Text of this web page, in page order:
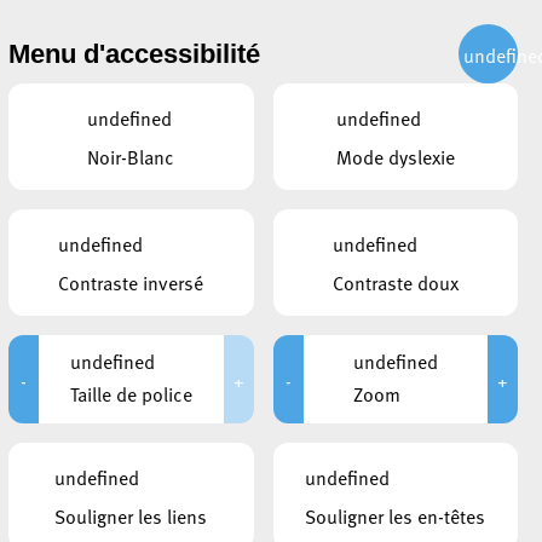
ACTUALITÉS PUBLICATIONS CONTACT
CE QUI POURRAIT VOUS
Menu d'accessibilité
undefined
Noir-Blanc
undefined
Mode dyslexie
undefined
Contraste inversé
undefined
Contraste doux
-
undefined
Taille de police
+ -
undefined
Zoom
+
undefined
Souligner les liens
undefined
Souligner les en-têtes